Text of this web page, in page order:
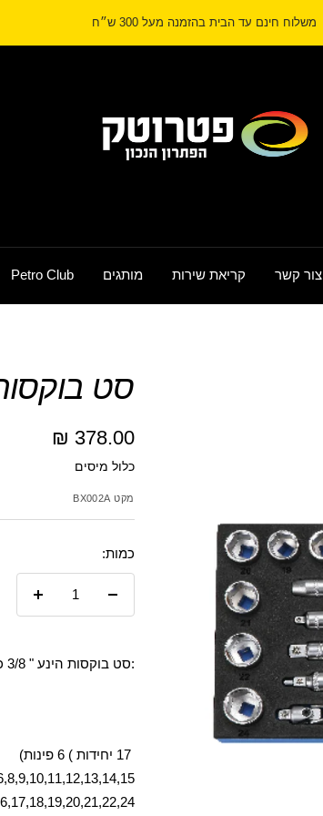
משלוח חינם עד הבית בהזמנה מעל 300 ש״ח
צור קשר קריאת שירות מותגים Petro Club
סט בוקסות
מחיר
מבצע
378.00 ₪
כלול מיסים
מקט BX002A
כמות:
הקטנת
הגדל
:סט בוקסות הינע " 3/8 כולל
17 יחידות ) 6 פינות)
16,17,18,19,20,21,22,24